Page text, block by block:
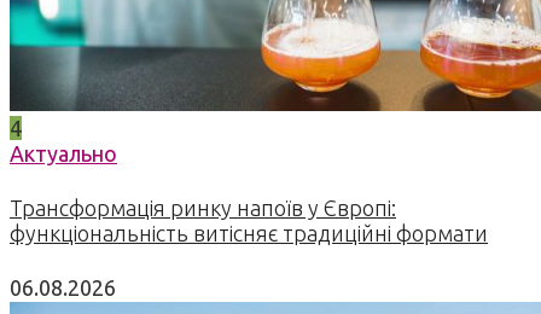
4
Актуально
Трансформація ринку напоїв у Європі:
функціональність витісняє традиційні формати
06.08.2026